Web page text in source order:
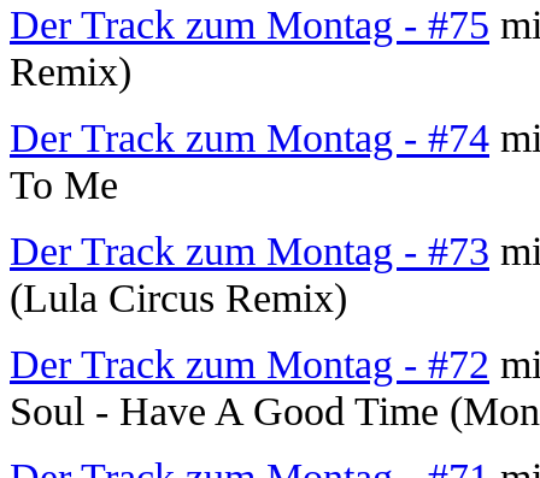
Der Track zum Montag - #75
Remix)
Der Track zum Montag - #74
To Me
Der Track zum Montag - #73
(Lula Circus Remix)
Der Track zum Montag - #72
Soul - Have A Good Time